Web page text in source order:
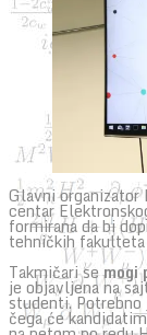
Glavni organizator
centar
formirana da bi
tehničkih
Takmičari semogi
je objavljena na
studenti.
čega će